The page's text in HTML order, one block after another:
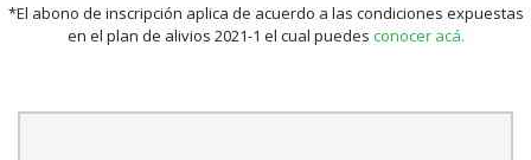
*El abono de inscripción aplica de acuerdo a las condiciones expuestas
en el plan de alivios 2021-1 el cual puedes conocer acá.